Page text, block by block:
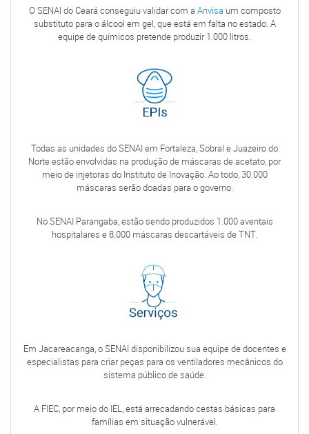
O SENAI do Ceará conseguiu validar com a Anvisa um composto
substituto para o álcool em gel, que está em falta no estado. A
equipe de químicos pretende produzir 1.000 litros.
Todas as unidades do SENAI em Fortaleza, Sobral e Juazeiro do
Norte estão envolvidas na produção de máscaras de acetato, por
meio de injetoras do Instituto de Inovação. Ao todo, 30.000
máscaras serão doadas para o governo.
No SENAI Parangaba, estão sendo produzidos 1.000 aventais
hospitalares e 8.000 máscaras descartáveis de TNT.
Em Jacareacanga, o SENAI disponibilizou sua equipe de docentes e
especialistas para criar peças para os ventiladores mecânicos do
sistema público de saúde.
A FIEC, por meio do IEL, está arrecadando cestas básicas para
famílias em situação vulnerável.